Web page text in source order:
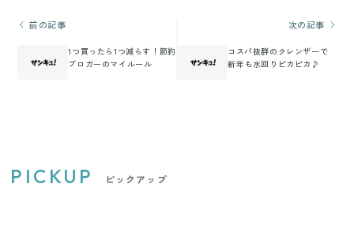
前の記事
1つ買ったら1つ減らす！節約
ブロガーのマイルール
次の記事
コスパ抜群のクレンザーで
新年も水回りピカピカ♪
PICKUP ピックアップ